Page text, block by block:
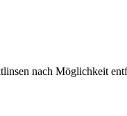
nach Möglichkeit